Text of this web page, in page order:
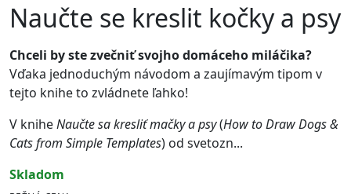
Naučte se kreslit kočky a psy
Chceli by ste zvečniť svojho domáceho miláčika?
Vďaka jednoduchým návodom a zaujímavým tipom v
tejto knihe to zvládnete ľahko!
V kniheNaučte sa kresliť mačky a psy(How to Draw Dogs &
Cats from Simple Templates) od svetozn...
skladom